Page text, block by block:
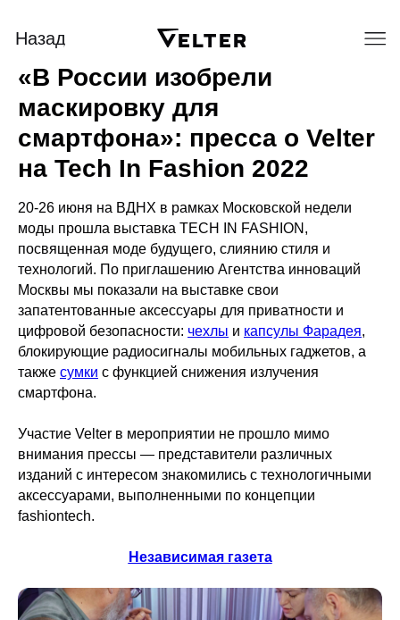
«В России изобрели
маскировку для
смартфона»: пресса о Velter
на Tech In Fashion 2022
20-26 июня на ВДНХ в рамках Московской недели
моды прошла выставка TECH IN FASHION,
посвященная моде будущего, слиянию стиля и
технологий. По приглашению Агентства инноваций
Москвы мы показали на выставке свои
запатентованные аксессуары для приватности и
цифровой безопасности: чехлы и капсулы Фарадея,
блокирующие радиосигналы мобильных гаджетов, а
также сумки с функцией снижения излучения
смартфона.
Участие Velter в мероприятии не прошло мимо
внимания прессы — представители различных
изданий с интересом знакомились с технологичными
аксессуарами, выполненными по концепции
fashiontech.
Независимая газета